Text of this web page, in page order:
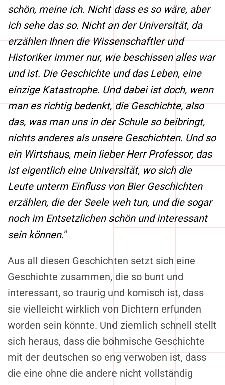
schön, meine ich. Nicht dass es so wäre, aber
ich sehe das so. Nicht an der Universität, da
erzählen Ihnen die Wissenschaftler und
Historiker immer nur, wie beschissen alles war
und ist. Die Geschichte und das Leben, eine
einzige Katastrophe. Und dabei ist doch, wenn
man es richtig bedenkt, die Geschichte, also
das, was man uns in der Schule so beibringt,
nichts anderes als unsere Geschichten. Und so
ein Wirtshaus, mein lieber Herr Professor, das
ist eigentlich eine Universität, wo sich die
Leute unterm Einfluss von Bier Geschichten
erzählen, die der Seele weh tun, und die sogar
noch im Entsetzlichen schön und interessant
sein können.“
Aus all diesen Geschichten setzt sich eine
Geschichte zusammen, die so bunt und
interessant, so traurig und komisch ist, dass
sie vielleicht wirklich von Dichtern erfunden
worden sein könnte. Und ziemlich schnell stellt
sich heraus, dass die böhmische Geschichte
mit der deutschen so eng verwoben ist, dass
die eine ohne die andere nicht vollständig